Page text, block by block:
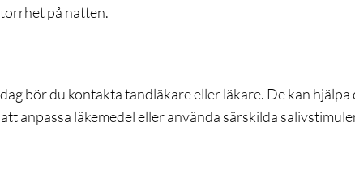
på natten.
bör du kontakta tandläkare eller läkare. De kan hjälpa
anpassa läkemedel eller använda särskilda